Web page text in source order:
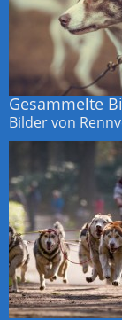
Gesammelte
Bilder von